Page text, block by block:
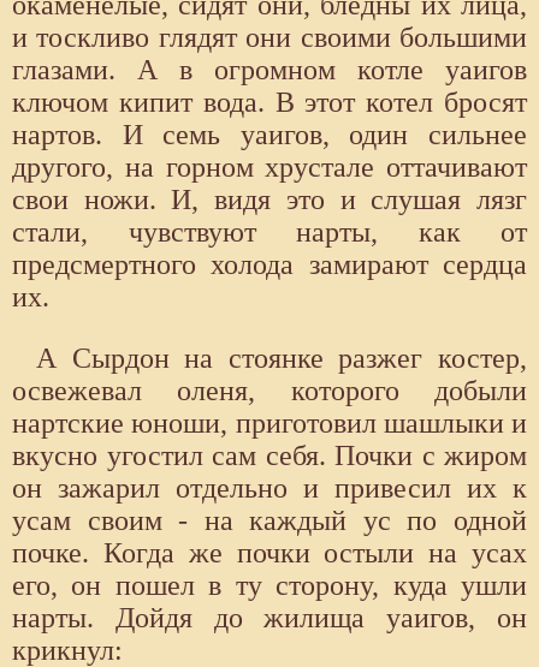
и тоскливо глядят они своими большими
глазами. А в огромном котле уаигов
ключом кипит вода. В этот котел бросят
нартов. И семь уаигов, один сильнее
другого, на горном хрустале оттачивают
свои ножи. И, видя это и слушая лязг
стали, чувствуют нарты, как от
предсмертного холода замирают сердца
их.
А Сырдон на стоянке разжег костер,
освежевал оленя, которого добыли
нартские юноши, приготовил шашлыки и
вкусно угостил сам себя. Почки с жиром
он зажарил отдельно и привесил их к
усам своим - на каждый ус по одной
почке. Когда же почки остыли на усах
его, он пошел в ту сторону, куда ушли
нарты. Дойдя до жилища уаигов, он
крикнул: